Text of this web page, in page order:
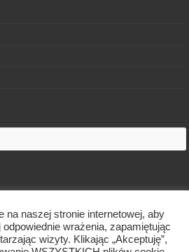
byWebdawid
na naszej stronie internetowej, aby
wrażenia, zapamiętując
wizyty. Klikając „Akceptuję”,